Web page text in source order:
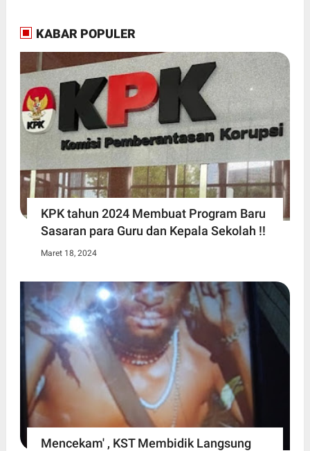
KABAR POPULER
KPK tahun 2024 Membuat Program Baru
Sasaran para Guru dan Kepala Sekolah !!
Maret 18, 2024
Mencekam' , KST Membidik Langsung